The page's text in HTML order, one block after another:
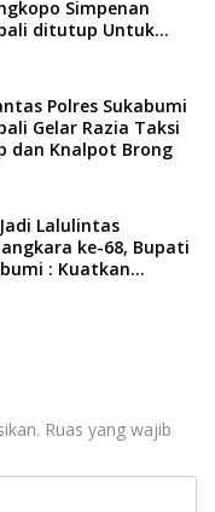
Simpenan
ditutup Untuk
Polres Sukabumi
Gelar Razia Taksi
dan Knalpot Brong
Lalulintas
ke-68, Bupati
: Kuatkan
Ruas yang wajib